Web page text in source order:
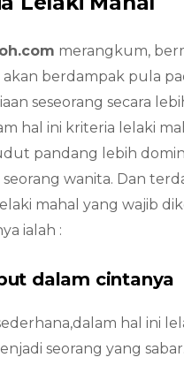
merangkum,
berdampak pula
seseorang secara
hal ini kriteria lelaki
pandang lebih
seorang wanita. Dan
mahal yang wajib
ialah :
dalam cintanya
hal ini
seorang yang